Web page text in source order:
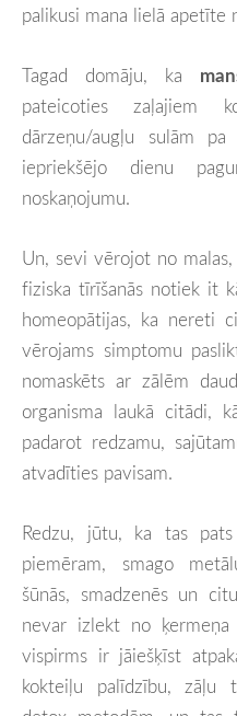
palikusi mana lielā apetīte
Tagad domāju, ka
pateicoties zaļajiem
dārzeņu/augļu sulām
iepriekšējo dienu
noskaņojumu.
Un, sevi vērojot no
fiziska tīrīšanās notiek it
homeopātijas, ka nereti
vērojams simptomu
nomaskēts ar zālēm
organisma laukā citādi,
padarot redzamu,
atvadīties pavisam.
Redzu, jūtu, ka tas
piemēram, smago
šūnās, smadzenēs un
nevar izlekt no
vispirms ir jāiešķīst
kokteiļu palīdzību, zāļu